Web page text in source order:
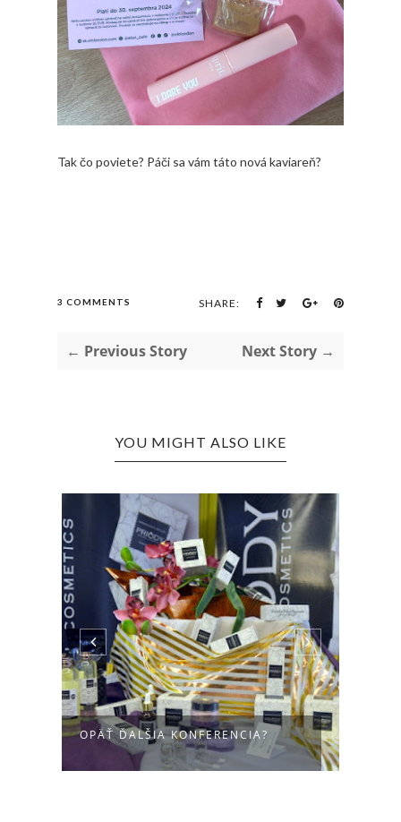
Tak čo poviete? Páči sa vám táto nová kaviareň?
3 COMMENTS SHARE:
← Previous Story Next Story →
YOU MIGHT ALSO LIKE
OPÄŤ ĎALŠIA KONFERENCIA?